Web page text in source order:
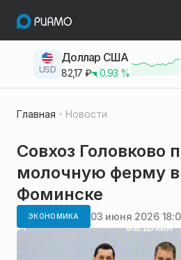
USD
Доллар США
82,17 ₽ 0.93 %
Главная Новости
Совхоз Головково
молочную ферму
Фоминске
ЭКОНОМИКА 03 июня 2026